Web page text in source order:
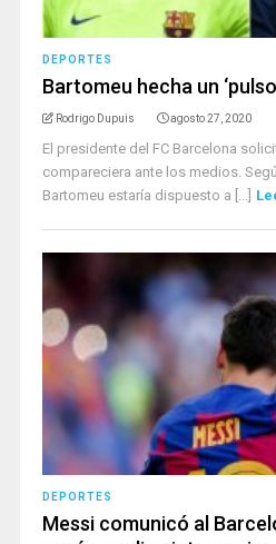
DEPORTES
Bartomeu hecha un
Rodrigo Dupuis agosto 27, 2020
El presidente del FC Barcelona
compareciera ante los medios.
Bartomeu estaría dispuesto a [...]
DEPORTES
Messi comunicó al